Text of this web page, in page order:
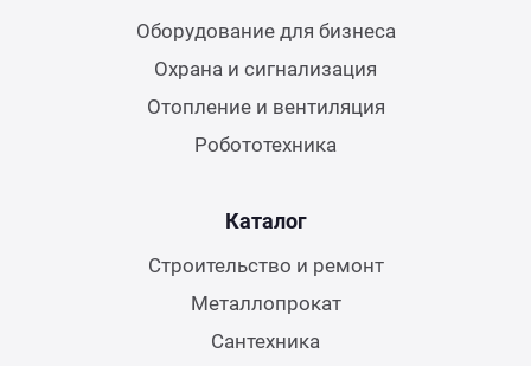
Оборудование для бизнеса
Охрана и сигнализация
Отопление и вентиляция
Робототехника
Каталог
Строительство и ремонт
Металлопрокат
Сантехника